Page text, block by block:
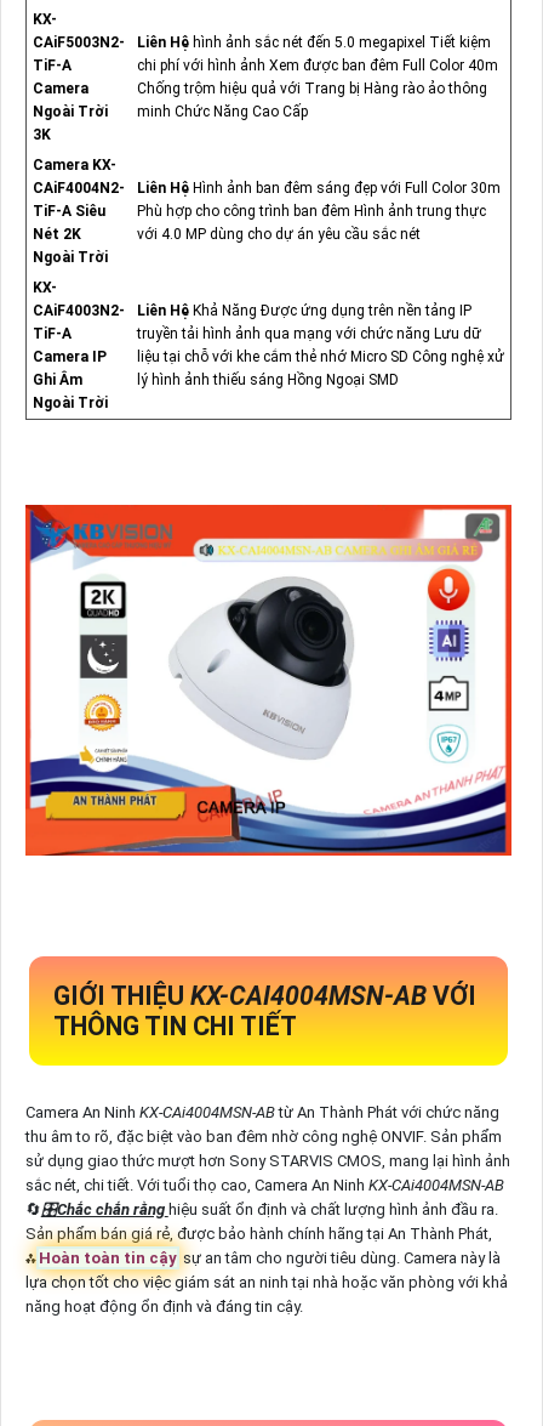
KX-
CAiF5003N2-
TiF-A
Camera
Ngoài Trời
3K
Liên Hệhình ảnh sắc nét đến 5.0 megapixel Tiết kiệm
chi phí với hình ảnh Xem được ban đêm Full Color 40m
Chống trộm hiệu quả với Trang bị Hàng rào ảo thông
minh Chức Năng Cao Cấp
Camera KX-
CAiF4004N2-
TiF-A Siêu
Nét 2K
Ngoài Trời
Liên HệHình ảnh ban đêm sáng đẹp với Full Color 30m
Phù hợp cho công trình ban đêm Hình ảnh trung thực
với 4.0 MP dùng cho dự án yêu cầu sắc nét
KX-
CAiF4003N2-
TiF-A
Camera IP
Ghi Âm
Ngoài Trời
Liên HệKhả Năng Được ứng dụng trên nền tảng IP
truyền tải hình ảnh qua mạng với chức năng Lưu dữ
liệu tại chỗ với khe cắm thẻ nhớ Micro SD Công nghệ xử
lý hình ảnh thiếu sáng Hồng Ngoại SMD
GIỚI THIỆU KX-CAI4004MSN-ABVỚI
THÔNG TIN CHI TIẾT
Camera An Ninh KX-CAi4004MSN-ABtừ An Thành Phát với chức năng
thu âm to rõ, đặc biệt vào ban đêm nhờ công nghệ ONVIF. Sản phẩm
sử dụng giao thức mượt hơn Sony STARVIS CMOS, mang lại hình ảnh
sắc nét, chi tiết. Với tuổi thọ cao, Camera An Ninh KX-CAi4004MSN-AB
🔄🎛Chắc chắn rằng hiệu suất ổn định và chất lượng hình ảnh đầu ra.
Sản phẩm bán giá rẻ, được bảo hành chính hãng tại An Thành Phát,
⁂ Hoàn toàn tin cậy sự an tâm cho người tiêu dùng. Camera này là
lựa chọn tốt cho việc giám sát an ninh tại nhà hoặc văn phòng với khả
năng hoạt động ổn định và đáng tin cậy.